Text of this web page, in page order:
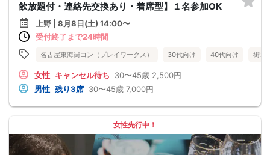
飲放題付・連絡先交換あり・着席型】１名参加OK
上野 | 8月8日(土) 14:00〜
受付終了まで24時間
名古屋東海街コン（プレイワークス） 30代向け 40代向け 街コ
女性 キャンセル待ち 30〜45歳 2,500円
男性 残り3席 30〜45歳 7,000円
女性先行中！